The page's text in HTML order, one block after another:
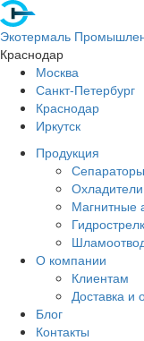
Экотермаль
Краснодар
Москва
Санкт-Петербург
Краснодар
Иркутск
Продукция
Сепараторы
Магнитные
О компании
Клиентам
Доставка и
Блог
Контакты